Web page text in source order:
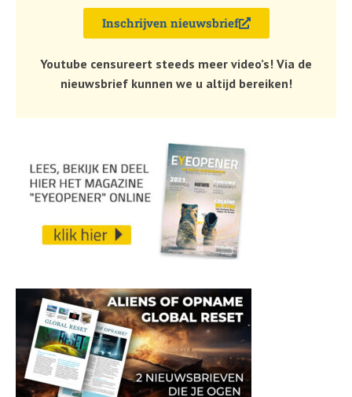
Inschrijven nieuwsbrief
Youtube censureert steeds meer video’s! Via de
nieuwsbrief kunnen we u altijd bereiken!